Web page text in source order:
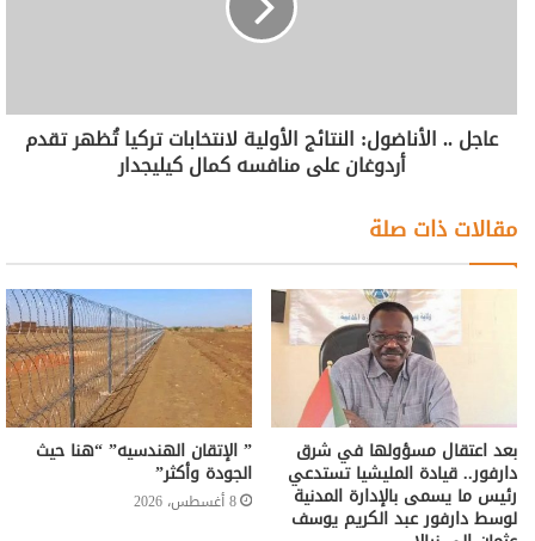
عاجل .. الأناضول: النتائج الأولية لانتخابات تركيا تُظهر تقدم
أردوغان على منافسه كمال كيليجدار
مقالات ذات صلة
بعد اعتقال مسؤولها في شرق
دارفور.. قيادة المليشيا تستدعي
رئيس ما يسمى بالإدارة المدنية
لوسط دارفور عبد الكريم يوسف
” الإتقان الهندسيه” “هنا حيث
الجودة وأكثر”
8 أغسطس، 2026